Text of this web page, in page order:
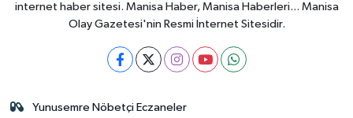
internet haber sitesi. Manisa Haber, Manisa Haberleri... Manisa
Olay Gazetesi'nin Resmi İnternet Sitesidir.
Yunusemre Nöbetçi Eczaneler